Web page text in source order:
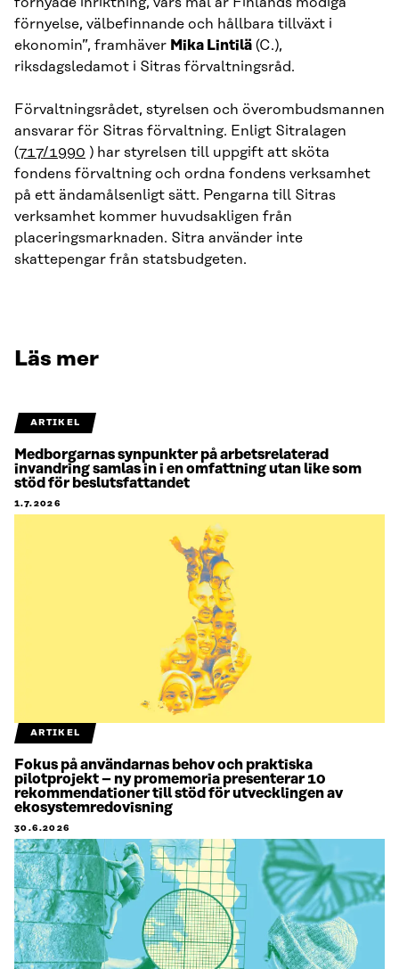
förnyelse, välbefinnande och hållbara tillväxt i
ekonomin”, framhäver Mika Lintilä (C.),
riksdagsledamot i Sitras förvaltningsråd.
Förvaltningsrådet, styrelsen och överombudsmannen
ansvarar för Sitras förvaltning. Enligt Sitralagen
(717/1990 ) har styrelsen till uppgift att sköta
fondens förvaltning och ordna fondens verksamhet
på ett ändamålsenligt sätt. Pengarna till Sitras
verksamhet kommer huvudsakligen från
placeringsmarknaden. Sitra använder inte
skattepengar från statsbudgeten.
Läs mer
ARTIKEL
Medborgarnas synpunkter på arbetsrelaterad
invandring samlas in i en omfattning utan like som
stöd för beslutsfattandet
1.7.2026
ARTIKEL
Fokus på användarnas behov och praktiska
pilotprojekt – ny promemoria presenterar 10
rekommendationer till stöd för utvecklingen av
ekosystemredovisning
30.6.2026